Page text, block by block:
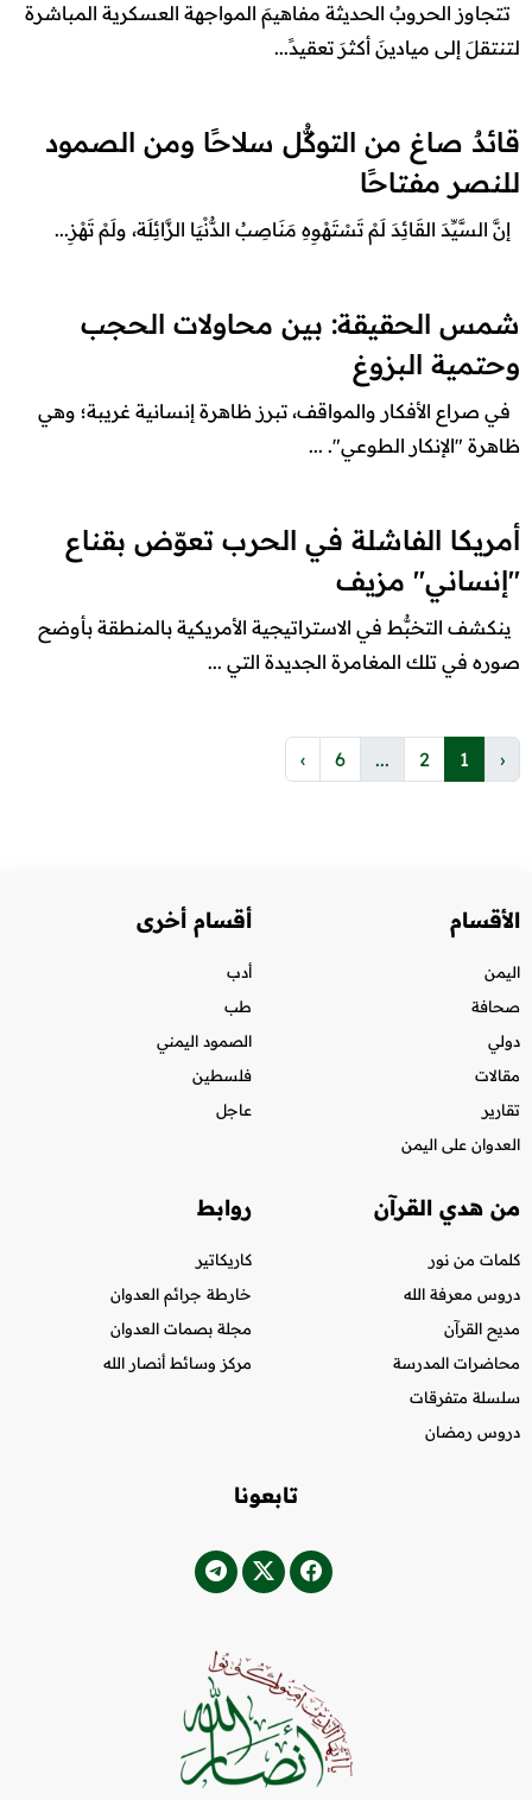
تتجاوز الحروبُ الحديثة مفاهيمَ المواجهة العسكرية المباشرة
لتنتقلَ إلى ميادينَ أكثرَ تعقيدً...
قائدٌ صاغ من التوكُّل سلاحًا ومن الصمود
للنصر مفتاحًا
إنَّ السَّيِّدَ القَائِدَ لَمْ تَسْتَهْوِهِ مَنَاصِبُ الدُّنْيَا الزَّائِلَة، ولَمْ تَهْزِ...
شمس الحقيقة: بين محاولات الحجب
وحتمية البزوغ
في صراع الأفكار والمواقف، تبرز ظاهرة إنسانية غريبة؛ وهي
ظاهرة "الإنكار الطوعي". ...
أمريكا الفاشلة في الحرب تعوّض بقناع
"إنساني" مزيف
ينكشف التخبُّط في الاستراتيجية الأمريكية بالمنطقة بأوضح
صوره في تلك المغامرة الجديدة التي ...
‹
1
2
...
6
›
الأقسام
اليمن
صحافة
دولي
مقالات
تقارير
العدوان على اليمن
أقسام أخرى
أدب
طب
الصمود اليمني
فلسطين
عاجل
من هدي القرآن
كلمات من نور
دروس معرفة الله
مديح القرآن
محاضرات المدرسة
سلسلة متفرقات
دروس رمضان
روابط
كاريكاتير
خارطة جرائم العدوان
مجلة بصمات العدوان
مركز وسائط أنصار الله
تابعونا